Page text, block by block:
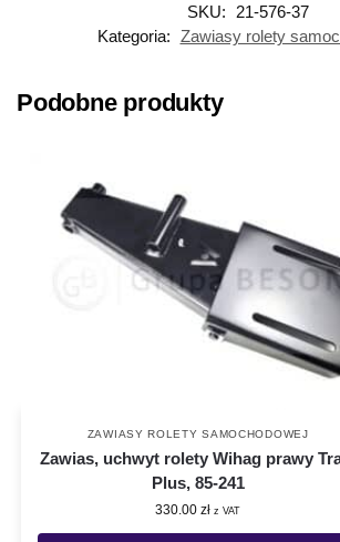
SKU:
21-576-37
Kategoria: Zawiasy rolety
Podobne produkty
ZAWIASY ROLETY SAMOCHODOWEJ
Zawias, uchwyt rolety Wihag prawy
Plus, 85-241
330.00zł z VAT